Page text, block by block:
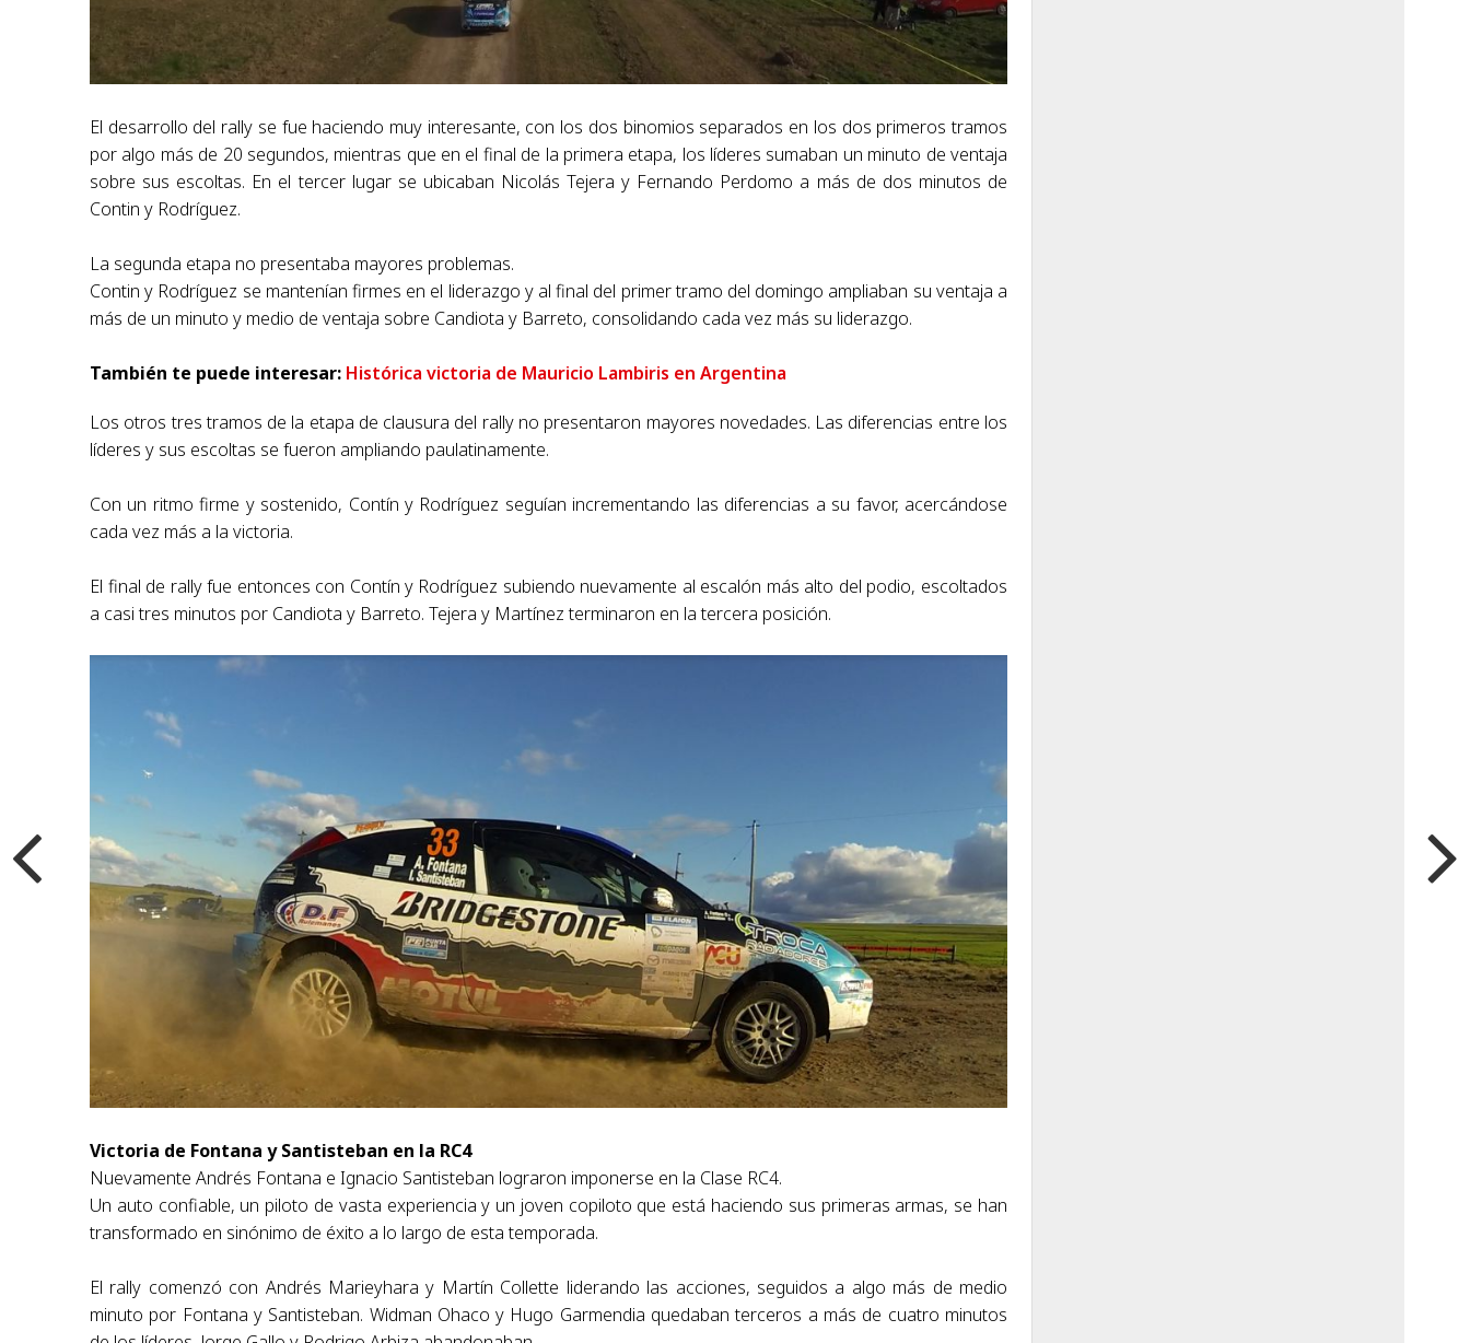
El desarrollo del rally se fue haciendo muy interesante, con los dos binomios separados en los dos primeros tramos
por algo más de 20 segundos, mientras que en el final de la primera etapa, los líderes sumaban un minuto de ventaja
sobre sus escoltas. En el tercer lugar se ubicaban Nicolás Tejera y Fernando Perdomo a más de dos minutos de
Contin y Rodríguez.
La segunda etapa no presentaba mayores problemas.
Contin y Rodríguez se mantenían firmes en el liderazgo y al final del primer tramo del domingo ampliaban su ventaja a
más de un minuto y medio de ventaja sobre Candiota y Barreto, consolidando cada vez más su liderazgo.
También te puede interesar: Histórica victoria de Mauricio Lambiris en Argentina
Los otros tres tramos de la etapa de clausura del rally no presentaron mayores novedades. Las diferencias entre los
líderes y sus escoltas se fueron ampliando paulatinamente.
Con un ritmo firme y sostenido, Contín y Rodríguez seguían incrementando las diferencias a su favor, acercándose
cada vez más a la victoria.
El final de rally fue entonces con Contín y Rodríguez subiendo nuevamente al escalón más alto del podio, escoltados
a casi tres minutos por Candiota y Barreto. Tejera y Martínez terminaron en la tercera posición.
Victoria de Fontana y Santisteban en la RC4
Nuevamente Andrés Fontana e Ignacio Santisteban lograron imponerse en la Clase RC4.
Un auto confiable, un piloto de vasta experiencia y un joven copiloto que está haciendo sus primeras armas, se han
transformado en sinónimo de éxito a lo largo de esta temporada.
El rally comenzó con Andrés Marieyhara y Martín Collette liderando las acciones, seguidos a algo más de medio
minuto por Fontana y Santisteban. Widman Ohaco y Hugo Garmendia quedaban terceros a más de cuatro minutos